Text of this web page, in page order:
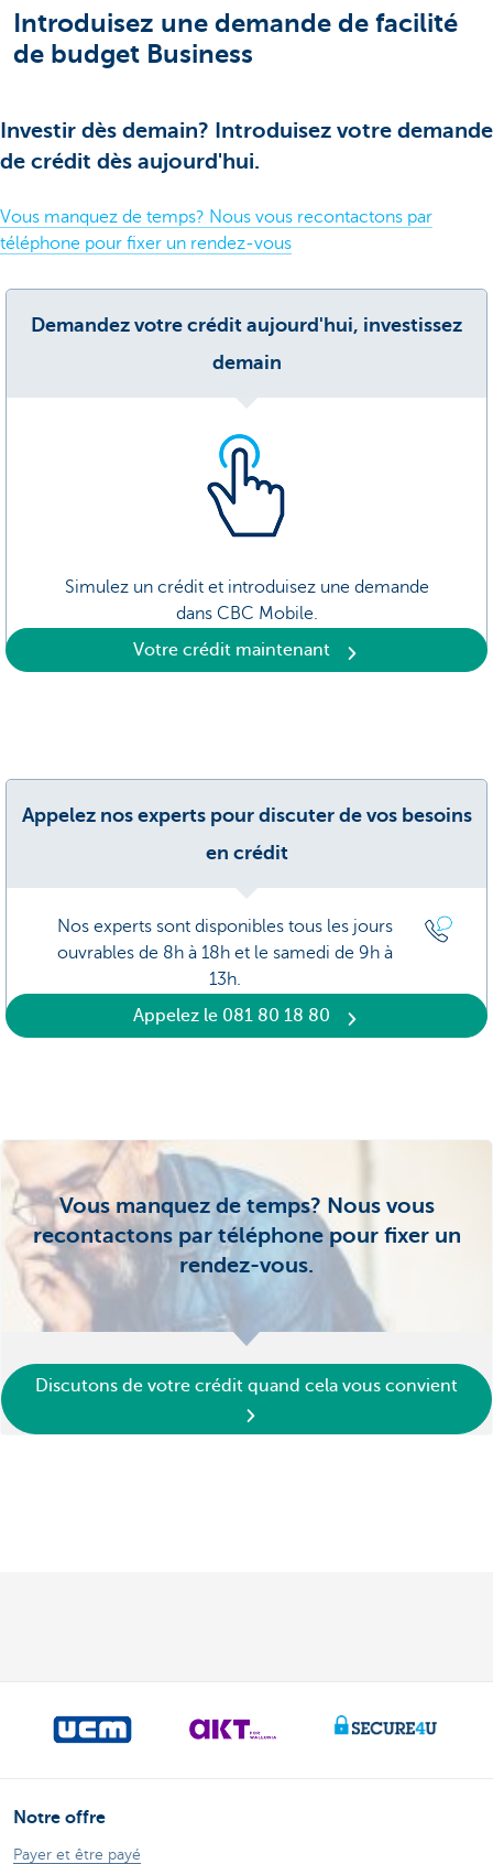
Introduisez une demande de facilité
de budget Business
Investir dès demain? Introduisez votre demande
de crédit dès aujourd'hui.
Vous manquez de temps? Nous vous recontactons par
téléphone pour fixer un rendez-vous
Demandez votre crédit aujourd'hui, investissez
demain
Simulez un crédit et introduisez une demande
dans CBC Mobile.
Votre crédit maintenant
Appelez nos experts pour discuter de vos besoins
en crédit
Nos experts sont disponibles tous les jours
ouvrables de 8h à 18h et le samedi de 9h à
13h.
Appelez le 081 80 18 80
Vous manquez de temps? Nous vous
recontactons par téléphone pour fixer un
rendez-vous.
Discutons de votre crédit quand cela vous convient
Notre offre
Payer et être payé